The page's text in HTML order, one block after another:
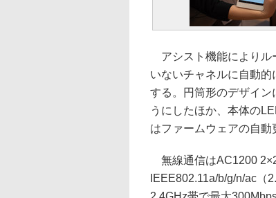
アシスト機能によりル
いないチャネルに自動
する。円筒形のデザイン
うにしたほか、本体の
はファームウェアの自動
無線通信はAC1200
IEEE802.11a/b/g/n/ac（